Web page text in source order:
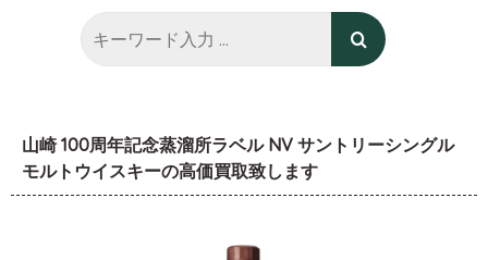
山崎 100周年記念蒸溜所ラベル NV サントリーシングル
モルトウイスキーの高価買取致します